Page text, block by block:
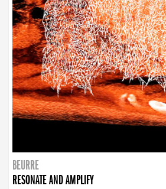
BEURRE
RESONATE AND AMPLIFY